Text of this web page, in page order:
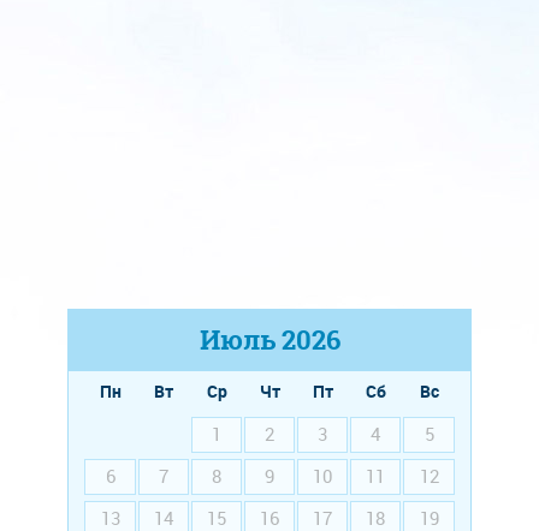
Июль2026
Пн Вт Ср Чт Пт Сб
Вс
1
2 3 4
5
6
7 8 9 10 11
12
13
14 15 16 17 18
19